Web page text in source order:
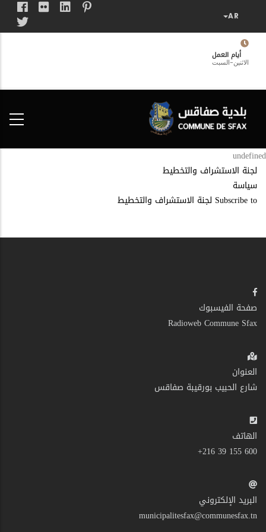
المحتوى
الرئيسيأيام العمل
الاثنين-السبت
undefined
لجنة الاستشراف والتخطيط
سياسة
Subscribe to لجنة الاستشراف والتخطيط
صفحة الفيسبوك
Radioweb Commune Sfax
العنوان
شارع الحبيب بورقيبة صفاقس
الهاتف
600 155 39 216+
البريد الإلكتروني
municipalitesfax@communesfax.tn